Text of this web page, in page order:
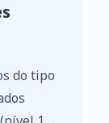
do tipo